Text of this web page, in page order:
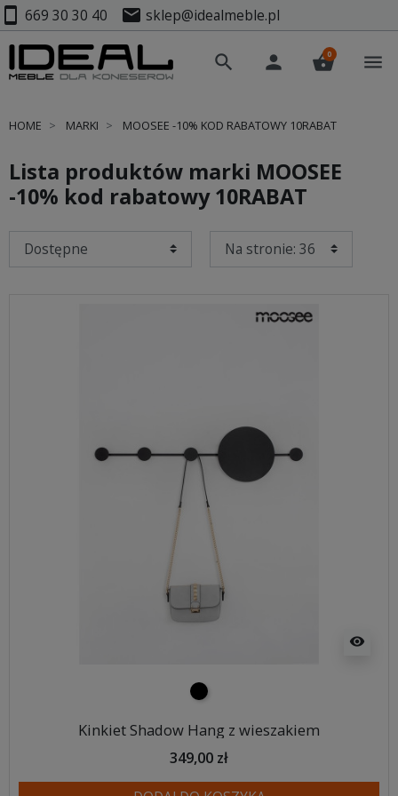
smartphone 669 30 30 40 mail sklep@idealmeble.pl
search person shopping_basket
0 menu
HOME MARKI MOOSEE -10% KOD RABATOWY 10RABAT
Lista produktów marki MOOSEE
-10% kod rabatowy 10RABAT
visibility
czarny
Kinkiet Shadow Hang z wieszakiem
349,00 zł